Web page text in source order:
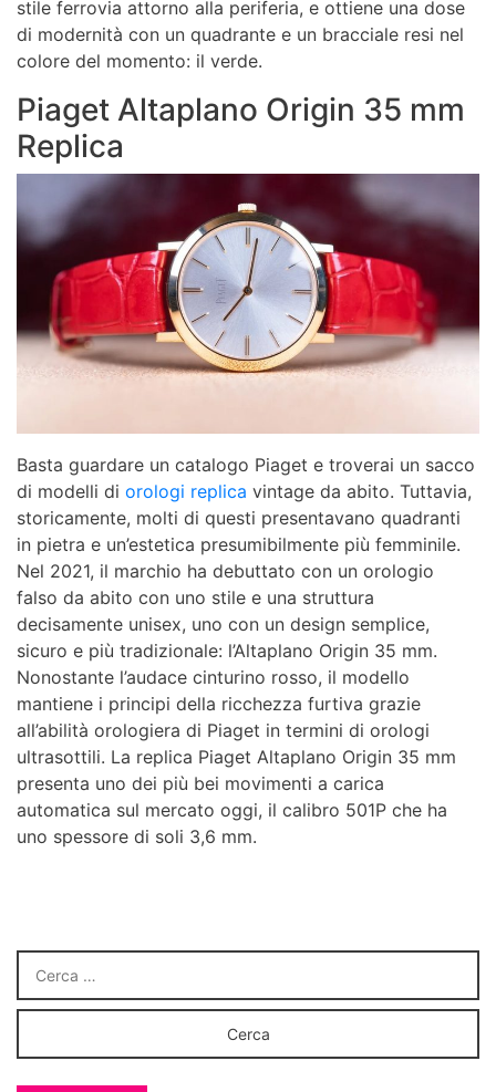
stile ferrovia attorno alla periferia, e ottiene una dose
di modernità con un quadrante e un bracciale resi nel
colore del momento: il verde.
Piaget Altaplano Origin 35 mm
Replica
Basta guardare un catalogo Piaget e troverai un sacco
di modelli di orologi replica vintage da abito. Tuttavia,
storicamente, molti di questi presentavano quadranti
in pietra e un’estetica presumibilmente più femminile.
Nel 2021, il marchio ha debuttato con un orologio
falso da abito con uno stile e una struttura
decisamente unisex, uno con un design semplice,
sicuro e più tradizionale: l’Altaplano Origin 35 mm.
Nonostante l’audace cinturino rosso, il modello
mantiene i principi della ricchezza furtiva grazie
all’abilità orologiera di Piaget in termini di orologi
ultrasottili. La replica Piaget Altaplano Origin 35 mm
presenta uno dei più bei movimenti a carica
automatica sul mercato oggi, il calibro 501P che ha
uno spessore di soli 3,6 mm.